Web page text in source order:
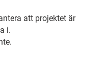
att projektet är
i.